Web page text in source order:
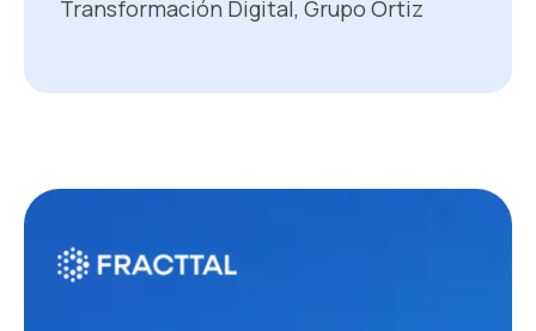
Transformación Digital, Grupo Ortiz